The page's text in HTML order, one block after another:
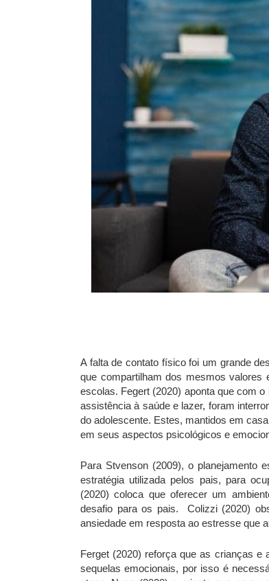
A falta de contato físico foi um grande
que compartilham dos mesmos
escolas. Fegert (2020) aponta que com
assistência à saúde e lazer, foram
do adolescente. Estes, mantidos em
em seus aspectos psicológicos e
Para Stvenson (2009), o planejamento
estratégia utilizada pelos pais, para
(2020) coloca que oferecer um
desafio para os pais. Colizzi (2020)
ansiedade em resposta ao estresse que
Ferget (2020) reforça que as crianças
sequelas emocionais, por isso é